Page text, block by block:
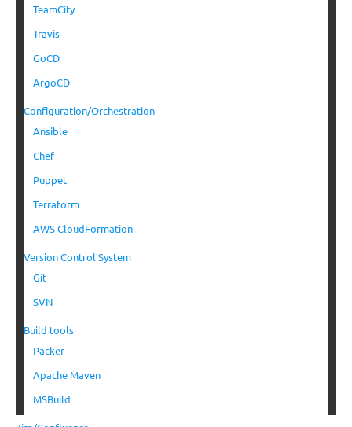
TeamCity
Travis
GoCD
ArgoCD
Configuration/Orchestration
Ansible
Chef
Puppet
Terraform
AWS CloudFormation
Version Control System
Git
SVN
Build tools
Packer
Apache Maven
MSBuild